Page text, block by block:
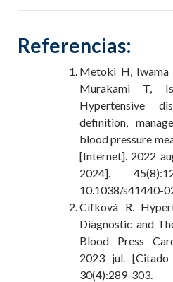
Referencias:
Metoki H, Iwama
Murakami T,
Hypertensive
definition,
blood pressure
[Internet]. 2022
2024].
10.1038/s41440-
Cífková R.
Diagnostic and
Blood Press
2023 jul.
30(4):289-